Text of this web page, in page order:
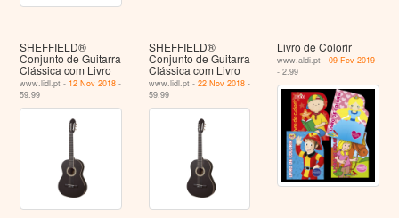
SHEFFIELD®
Conjunto de Guitarra
Clássica com Livro
www.lidl.pt - 12 Nov 2018 -
59.99
SHEFFIELD®
Conjunto de Guitarra
Clássica com Livro
www.lidl.pt - 22 Nov 2018-
59.99
Livro de Colorir
www.aldi.pt -09 Fev 2019
- 2.99